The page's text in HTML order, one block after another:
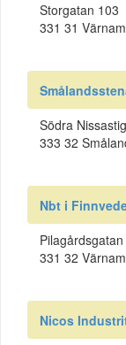
Storgatan 103
331 31
Södra
333 32
Nbt i
331 32
Nicos